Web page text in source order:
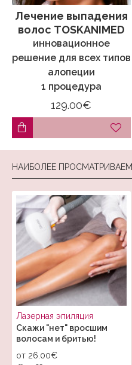
Лечение выпадения
волос TOSKANIMED
инновационное
решение для всех типов
алопеции
1 процедура
129.00€
НАИБОЛЕЕ
Лазерная эпиляция
Скажи "нет" вросшим
волосам и бритью!
от 26.00€